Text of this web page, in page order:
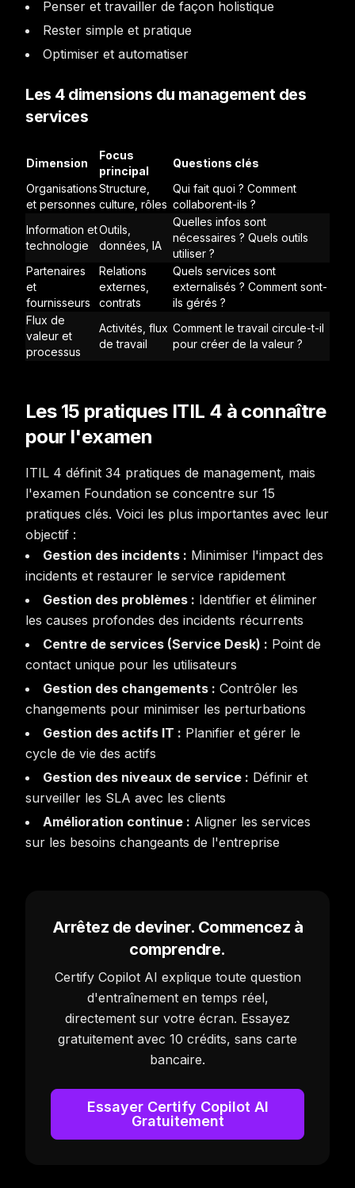
Penser et travailler de façon holistique
Rester simple et pratique
Optimiser et automatiser
Les 4 dimensions du management des
services
Dimension
Focus
principal
Questions clés
Organisations
et personnes
Structure,
culture, rôles
Qui fait quoi ? Comment
collaborent-ils ?
Information et
technologie
Outils,
données, IA
Quelles infos sont
nécessaires ? Quels outils
utiliser ?
Partenaires
et
fournisseurs
Relations
externes,
contrats
Quels services sont
externalisés ? Comment sont-
ils gérés ?
Flux de
valeur et
processus
Activités, flux
de travail
Comment le travail circule-t-il
pour créer de la valeur ?
Les 15 pratiques ITIL 4 à connaître
pour l'examen
ITIL 4 définit 34 pratiques de management, mais
l'examen Foundation se concentre sur 15
pratiques clés. Voici les plus importantes avec leur
objectif :
Gestion des incidents : Minimiser l'impact des
incidents et restaurer le service rapidement
Gestion des problèmes : Identifier et éliminer
les causes profondes des incidents récurrents
Centre de services (Service Desk) : Point de
contact unique pour les utilisateurs
Gestion des changements : Contrôler les
changements pour minimiser les perturbations
Gestion des actifs IT : Planifier et gérer le
cycle de vie des actifs
Gestion des niveaux de service : Définir et
surveiller les SLA avec les clients
Amélioration continue : Aligner les services
sur les besoins changeants de l'entreprise
Arrêtez de deviner. Commencez à
comprendre.
Certify Copilot AI explique toute question
d'entraînement en temps réel,
directement sur votre écran. Essayez
gratuitement avec 10 crédits, sans carte
bancaire.
Essayer Certify Copilot AI
Gratuitement